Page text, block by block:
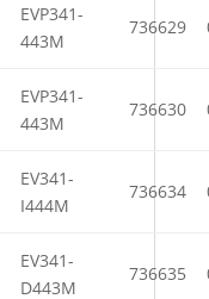
EVP341-
443M
736629
EVP341-
443M
736630
EV341-
I444M
736634
EV341-
D443M
736635